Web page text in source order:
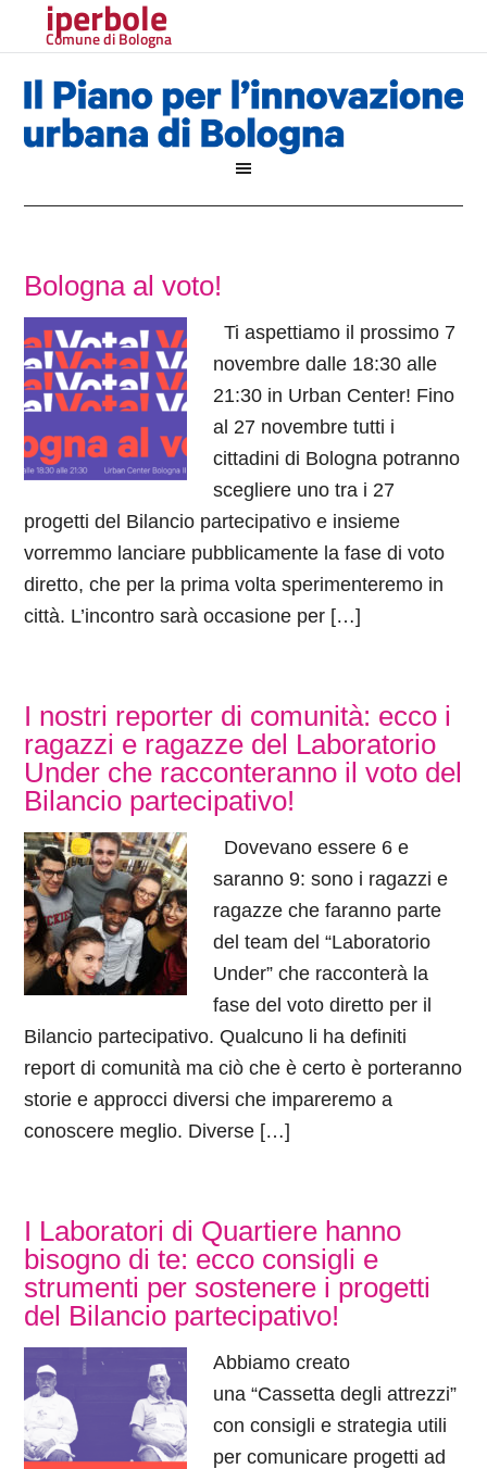
iperbole
Comune di Bologna
Bologna al voto!
Ti aspettiamo il prossimo 7
novembre dalle 18:30 alle
21:30 in Urban Center! Fino
al 27 novembre tutti i
cittadini di Bologna potranno
scegliere uno tra i 27
progetti del Bilancio partecipativo e insieme
vorremmo lanciare pubblicamente la fase di voto
diretto, che per la prima volta sperimenteremo in
città. L’incontro sarà occasione per […]
I nostri reporter di comunità: ecco i
ragazzi e ragazze del Laboratorio
Under che racconteranno il voto del
Bilancio partecipativo!
Dovevano essere 6 e
saranno 9: sono i ragazzi e
ragazze che faranno parte
del team del “Laboratorio
Under” che racconterà la
fase del voto diretto per il
Bilancio partecipativo. Qualcuno li ha definiti
report di comunità ma ciò che è certo è porteranno
storie e approcci diversi che impareremo a
conoscere meglio. Diverse […]
I Laboratori di Quartiere hanno
bisogno di te: ecco consigli e
strumenti per sostenere i progetti
del Bilancio partecipativo!
Abbiamo creato
una “Cassetta degli attrezzi”
con consigli e strategia utili
per comunicare progetti ad